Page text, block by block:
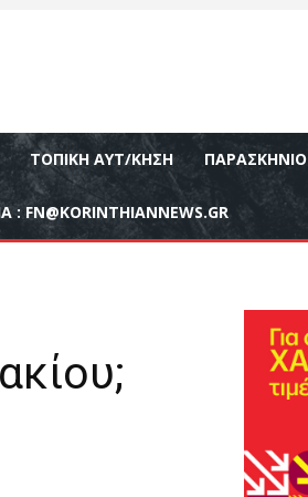
ΤΟΠΙΚΉ ΑΥΤ/ΚΗΣΗ ΠΑΡΑΣΚΉΝΙΟ
: FN@KORINTHIANNEWS.GR